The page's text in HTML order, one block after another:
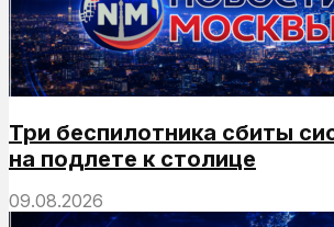
Три беспилотника сбиты
на подлете к столице
09.08.2026